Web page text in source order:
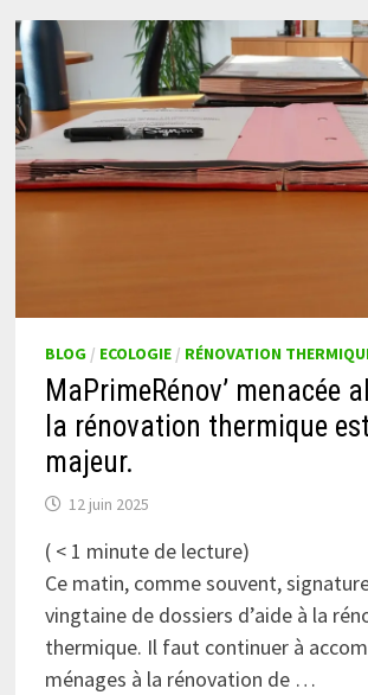
BLOG / ECOLOGIE / RÉNOVATION
MaPrimeRénov’ menacée
la rénovation thermique
majeur.
12 juin 2025
( < 1 minute de lecture)
Ce matin, comme souvent,
vingtaine de dossiers d’aide à la
thermique. Il faut continuer à
ménages à la rénovation de …